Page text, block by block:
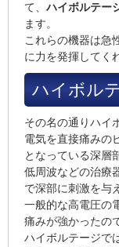
て、ハイボルテー
ます。
これらの機器は急
に力を発揮してく
ハイボル
その名の通りハイ
電気を直接痛みの
となっている深層
低周波などの治療
で深部に刺激を与
一般的な高電圧の
痛みが強かったの
ハイボルテージで